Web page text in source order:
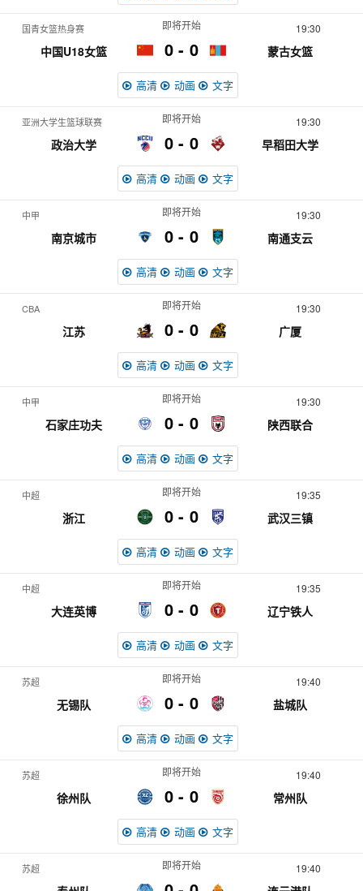
国青女篮热身赛 19:30
中国U18女篮 0
即将开始
蒙古女篮
0
高清 动画 文字
亚洲大学生篮球联赛 19:30
政治大学 0
即将开始
早稻田大学
0
高清 动画 文字
中甲 19:30
南京城市 0
即将开始
南通支云
0
高清 动画 文字
CBA 19:30
江苏 0
即将开始
广厦
0
高清 动画 文字
中甲 19:30
石家庄功夫 0
即将开始
陕西联合
0
高清 动画 文字
中超 19:35
浙江 0
即将开始
武汉三镇
0
高清 动画 文字
中超 19:35
大连英博 0
即将开始
辽宁铁人
0
高清 动画 文字
苏超 19:40
无锡队 0
即将开始
盐城队
0
高清 动画 文字
苏超 19:40
徐州队 0
即将开始
常州队
0
高清 动画 文字
苏超 19:40
即将开始